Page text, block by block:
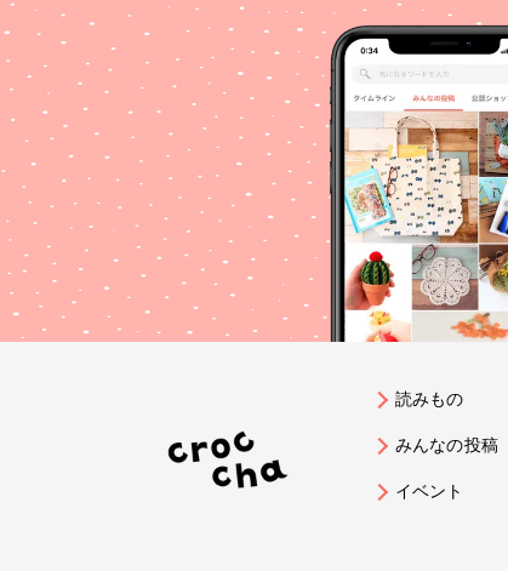
読みもの
みんなの投稿
イベント